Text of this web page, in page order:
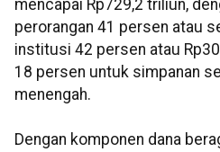
mencapai Rp729,2 triliun,
perorangan 41 persen atau
institusi 42 persen atau
18 persen untuk simpanan
menengah.
Dengan komponen dana